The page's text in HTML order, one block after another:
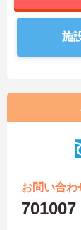
施
お問い合わ
701007